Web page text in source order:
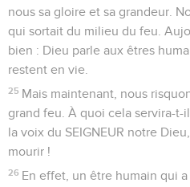
nous sa gloire et sa grandeur.
qui sortait du milieu du feu.
bien : Dieu parle aux êtres
restent en vie.
25 Mais maintenant, nous
grand feu. À quoi cela servira-t-
la voix du SEIGNEUR notre
mourir !
26 En effet, un être humain qui